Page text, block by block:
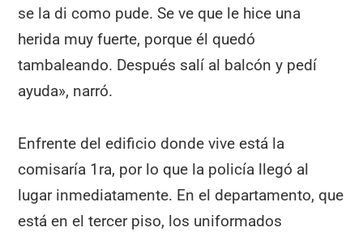
se la di como pude. Se ve que le hice una
herida muy fuerte, porque él quedó
tambaleando. Después salí al balcón y pedí
ayuda», narró.
Enfrente del edificio donde vive está la
comisaría 1ra, por lo que la policía llegó al
lugar inmediatamente. En el departamento, que
está en el tercer piso, los uniformados